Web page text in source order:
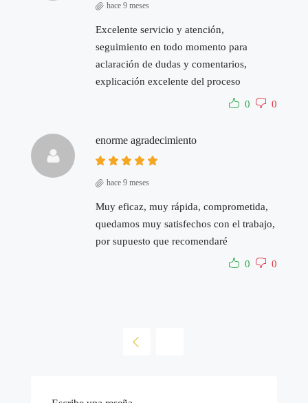
hace 9 meses
Excelente servicio y atención,
seguimiento en todo momento para
aclaración de dudas y comentarios,
explicación excelente del proceso
0 0
enorme agradecimiento
hace 9 meses
Muy eficaz, muy rápida, comprometida,
quedamos muy satisfechos con el trabajo,
por supuesto que recomendaré
0 0